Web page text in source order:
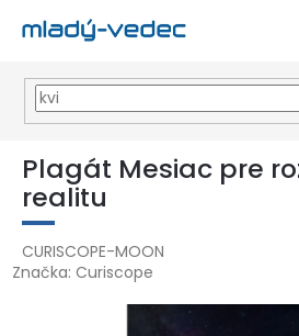
Prejsť
obsah
EUR
Plagát Mesiac pre
realitu
CURISCOPE-MOON
Značka: Curiscope